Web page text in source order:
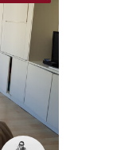
Romy